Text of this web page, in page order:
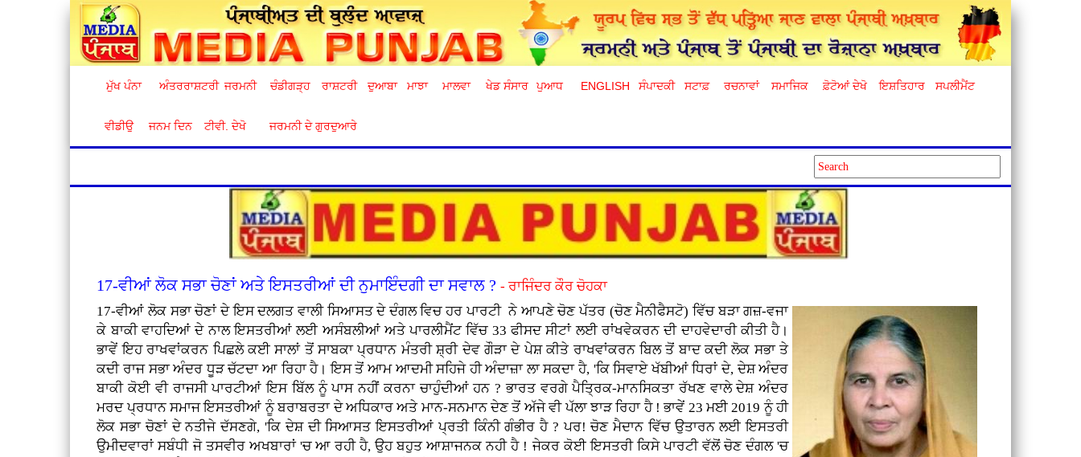
ਮੁੱਖ ਪੰਨਾ ਅੰਤਰਰਾਸ਼ਟਰੀ ਜਰਮਨੀ ਚੰਡੀਗੜ੍ਹ ਰਾਸ਼ਟਰੀ ਦੁਆਬਾ ਮਾਝਾ ਮਾਲਵਾ ਖੇਡ ਸੰਸਾਰ ਪੁਆਧ ENGLISH ਸੰਪਾਦਕੀ ਸਟਾਫ਼ ਰਚਨਾਵਾਂ ਸਮਾਜਿਕ ਫ਼ੋਟੋਆਂ ਦੇਖੋ ਇਸ਼ਤਿਹਾਰ ਸਪਲੀਮੈਂਟ
ਵੀਡੀਉ ਜਨਮ ਦਿਨ ਟੀਵੀ. ਦੇਖੋ ਜਰਮਨੀ ਦੇ ਗੁਰਦੁਆਰੇ
17-ਵੀਆਂ ਲੋਕ ਸਭਾ ਚੋਣਾਂ ਅਤੇ ਇਸਤਰੀਆਂ ਦੀ ਨੁਮਾਇੰਦਗੀ ਦਾ ਸਵਾਲ ?- ਰਾਜਿੰਦਰ ਕੌਰ ਚੋਹਕਾ
17-ਵੀਆਂ ਲੋਕ ਸਭਾ ਚੋਣਾਂ ਦੇ ਇਸ ਦਲਗਤ ਵਾਲੀ ਸਿਆਸਤ ਦੇ ਦੰਗਲ ਵਿਚ ਹਰ ਪਾਰਟੀ ਨੇ ਆਪਣੇ ਚੋਣ ਪੱਤਰ (ਚੋਣ ਮੈਨੀਫੈਸਟੋ) ਵਿੱਚ ਬੜਾ ਗਜ਼-ਵਜਾ
ਕੇ ਬਾਕੀ ਵਾਹਦਿਆਂ ਦੇ ਨਾਲ ਇਸਤਰੀਆਂ ਲਈ ਅਸੰਬਲੀਆਂ ਅਤੇ ਪਾਰਲੀਮੈਂਟ ਵਿੱਚ 33 ਫੀਸਦ ਸੀਟਾਂ ਲਈ ਰਾਂਖਵੇਕਰਨ ਦੀ ਦਾਹਵੇਦਾਰੀ ਕੀਤੀ ਹੈ।
ਭਾਵੇਂ ਇਹ ਰਾਖਵਾਂਕਰਨ ਪਿਛਲੇ ਕਈ ਸਾਲਾਂ ਤੋਂ ਸਾਬਕਾ ਪ੍ਰਧਾਨ ਮੰਤਰੀ ਸ਼੍ਰੀ ਦੇਵ ਗੌੜਾ ਦੇ ਪੇਸ਼ ਕੀਤੇ ਰਾਖਵਾਂਕਰਨ ਬਿਲ ਤੋਂ ਬਾਦ ਕਦੀ ਲੋਕ ਸਭਾ ਤੇ
ਕਦੀ ਰਾਜ ਸਭਾ ਅੰਦਰ ਧੂੜ ਚੱਟਦਾ ਆ ਰਿਹਾ ਹੈ। ਇਸ ਤੋਂ ਆਮ ਆਦਮੀ ਸਹਿਜੇ ਹੀ ਅੰਦਾਜ਼ਾ ਲਾ ਸਕਦਾ ਹੈ, 'ਕਿ ਸਿਵਾਏ ਖੱਬੀਆਂ ਧਿਰਾਂ ਦੇ, ਦੇਸ਼ ਅੰਦਰ
ਬਾਕੀ ਕੋਈ ਵੀ ਰਾਜਸੀ ਪਾਰਟੀਆਂ ਇਸ ਬਿੱਲ ਨੂੰ ਪਾਸ ਨਹੀਂ ਕਰਨਾ ਚਾਹੁੰਦੀਆਂ ਹਨ ? ਭਾਰਤ ਵਰਗੇ ਪੈਤ੍ਰਿਕ-ਮਾਨਸਿਕਤਾ ਰੱਖਣ ਵਾਲੇ ਦੇਸ਼ ਅੰਦਰ
ਮਰਦ ਪ੍ਰਧਾਨ ਸਮਾਜ ਇਸਤਰੀਆਂ ਨੂੰ ਬਰਾਬਰਤਾ ਦੇ ਅਧਿਕਾਰ ਅਤੇ ਮਾਨ-ਸਨਮਾਨ ਦੇਣ ਤੋਂ ਅੱਜੇ ਵੀ ਪੱਲਾ ਝਾੜ ਰਿਹਾ ਹੈ ! ਭਾਵੇਂ 23 ਮਈ 2019 ਨੂੰ ਹੀ
ਲੋਕ ਸਭਾ ਚੋਣਾਂ ਦੇ ਨਤੀਜੇ ਦੱਸਣਗੇ, 'ਕਿ ਦੇਸ਼ ਦੀ ਸਿਆਸਤ ਇਸਤਰੀਆਂ ਪ੍ਰਤੀ ਕਿੰਨੀ ਗੰਭੀਰ ਹੈ ? ਪਰ! ਚੋਣ ਮੈਦਾਨ ਵਿੱਚ ਉਤਾਰਨ ਲਈ ਇਸਤਰੀ
ਉਮੀਦਵਾਰਾਂ ਸਬੰਧੀ ਜੋ ਤਸਵੀਰ ਅਖਬਾਰਾਂ 'ਚ ਆ ਰਹੀ ਹੈ, ਉਹ ਬਹੁਤ ਆਸ਼ਾਜਨਕ ਨਹੀ ਹੈ ! ਜੇਕਰ ਕੋਈ ਇਸਤਰੀ ਕਿਸੇ ਪਾਰਟੀ ਵੱਲੋਂ ਚੋਣ ਦੰਗਲ 'ਚ